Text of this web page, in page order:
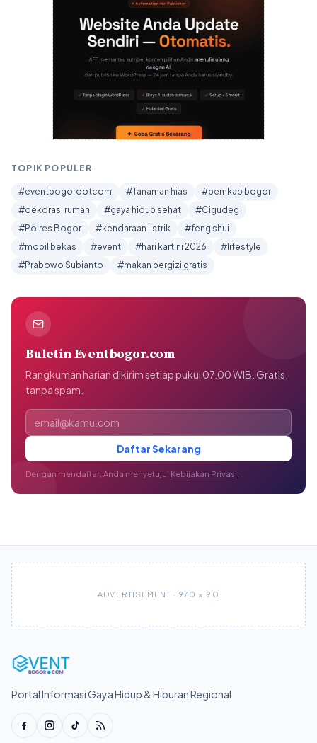
TOPIK POPULER
#eventbogordotcom #Tanaman hias
#pemkab bogor
#dekorasi rumah
#gaya hidup sehat
#Cigudeg
#Polres Bogor
#kendaraan listrik
#feng shui
#mobil bekas
#event #hari kartini 2026
#lifestyle
#Prabowo Subianto
#makan bergizi gratis
Buletin Eventbogor.com
Rangkuman harian dikirim setiap pukul 07.00 WIB. Gratis,
tanpa spam.
Alamat email
Daftar Sekarang
Dengan mendaftar, Anda menyetujui Kebijakan Privasi
ADVERTISEMENT · 970 × 90
Portal Informasi Gaya Hidup & Hiburan Regional